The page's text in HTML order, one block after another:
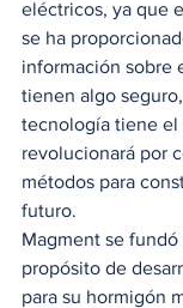
eléctricos, ya que
se ha
información sobre
tienen algo
tecnología tiene el
revolucionará por
métodos para
futuro.
Magment se fundó
propósito de
para su hormigón